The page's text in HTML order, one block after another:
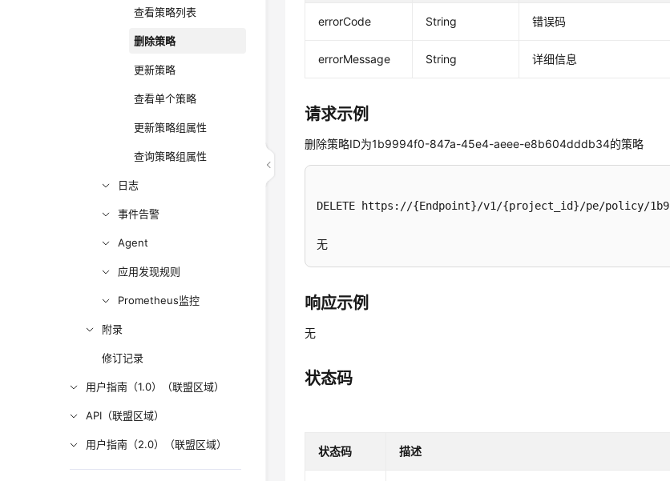
查看策略列表
删除策略
更新策略
查看单个策略
更新策略组属性
查询策略组属性
日志
事件告警
Agent
应用发现规则
Prometheus监控
附录
修订记录
用户指南（1.0）（联盟区域）
API（联盟区域）
用户指南（2.0）（联盟区域）
errorCode String 错误码
errorMessage String 详细信息
请求示例
删除策略ID为1b9994f0-847a-45e4-aeee-e8b604dddb34的策略
DELETE https://{Endpoint}/v1/{project_id}/pe/policy/
无
响应示例
无
状态码
状态码 描述